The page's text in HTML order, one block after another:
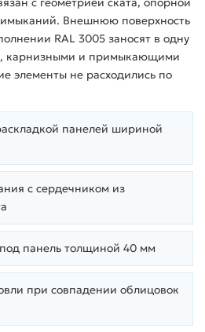
Внешнюю поверхность
RAL 3005 заносят в одну
карнизными и примыкающими
элементы не расходились по
панелей шириной
с сердечником из
панель толщиной 40 мм
при совпадении облицовок